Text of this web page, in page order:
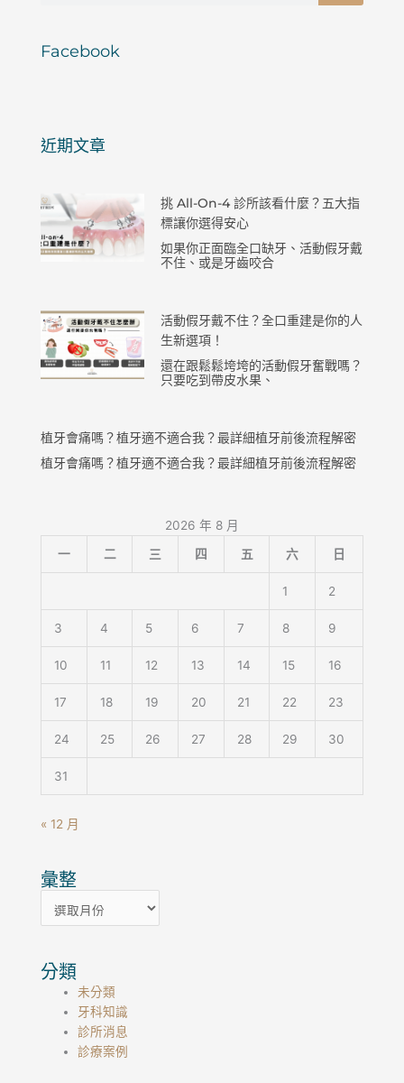
Facebook
近期文章
挑 All-On-4 診所該看什麼？五大指
標讓你選得安心
如果你正面臨全口缺牙、活動假牙戴
不住、或是牙齒咬合
活動假牙戴不住？全口重建是你的人
生新選項！
還在跟鬆鬆垮垮的活動假牙奮戰嗎？
只要吃到帶皮水果、
植牙會痛嗎？植牙適不適合我？最詳細植牙前後流程解密
植牙會痛嗎？植牙適不適合我？最詳細植牙前後流程解密
2026 年 8 月
一
二 三 四 五 六 日
1 2
3 4 5 6 7 8 9
10 11 12 13 14 15 16
17 18 19 20 21 22 23
24 25 26 27 28 29 30
31
« 12 月
彙整
彙
分類
未分類
牙科知識
診所消息
診療案例